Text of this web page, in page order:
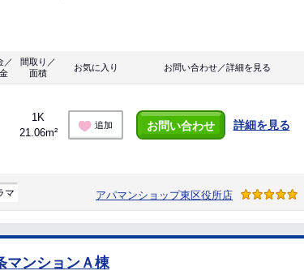
／
間取り／
面積
お気に入り お問い合わせ／詳細を見る
1K
21.06m²
追加 お問い合わせ 詳細を見る
マ アパマンショップ東区役所店
マンションＡ棟